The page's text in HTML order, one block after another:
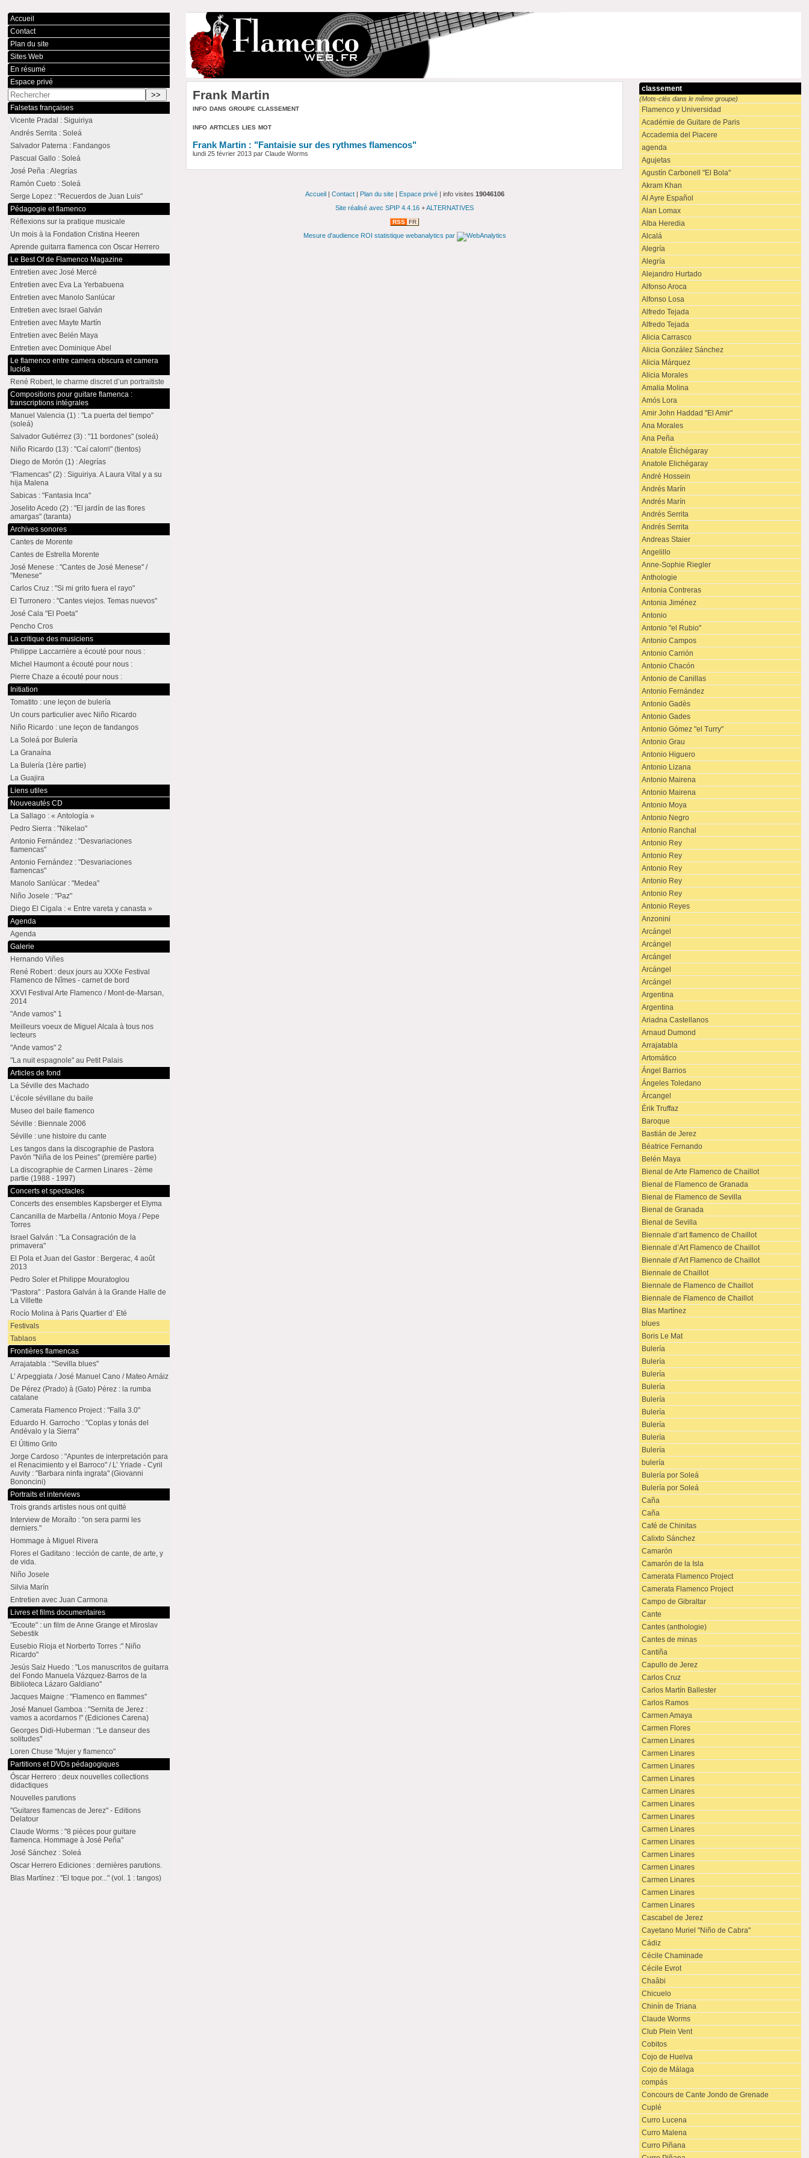
Frank Martin
info dans groupe classement
info articles lies mot
Frank Martin : "Fantaisie sur des rythmes flamencos"
lundi 25 février 2013 par Claude Worms
classement
(Mots-clés dans le même groupe)
Flamenco y Universidad
Académie de Guitare de Paris
Accademia del Piacere
agenda
Agujetas
Agustín Carbonell "El Bola"
Akram Khan
Al Ayre Español
Alan Lomax
Alba Heredia
Alcalá
Alegría
Alegría
Alejandro Hurtado
Alfonso Aroca
Alfonso Losa
Alfredo Tejada
Alfredo Tejada
Alicia Carrasco
Alicia González Sánchez
Alicia Márquez
Alicia Morales
Amalia Molina
Amós Lora
Amir John Haddad "El Amir"
Ana Morales
Ana Peña
Anatole Élichégaray
Anatole Elichégaray
André Hossein
Andrés Marín
Andrés Marín
Andrés Serrita
Andrés Serrita
Andreas Staier
Angelillo
Anne-Sophie Riegler
Anthologie
Antonia Contreras
Antonia Jiménez
Antonio
Antonio "el Rubio"
Antonio Campos
Antonio Carrión
Antonio Chacón
Antonio de Canillas
Antonio Fernández
Antonio Gadès
Antonio Gades
Antonio Gómez "el Turry"
Antonio Grau
Antonio Higuero
Antonio Lizana
Antonio Mairena
Antonio Mairena
Antonio Moya
Antonio Negro
Antonio Ranchal
Antonio Rey
Antonio Rey
Antonio Rey
Antonio Rey
Antonio Rey
Antonio Reyes
Anzonini
Arcángel
Arcángel
Arcángel
Arcángel
Arcángel
Argentina
Argentina
Ariadna Castellanos
Arnaud Dumond
Arrajatabla
Artomático
Ángel Barrios
Ángeles Toledano
Árcangel
Érik Truffaz
Baroque
Bastián de Jerez
Béatrice Fernando
Belén Maya
Bienal de Arte Flamenco de Chaillot
Bienal de Flamenco de Granada
Bienal de Flamenco de Sevilla
Bienal de Granada
Bienal de Sevilla
Biennale d’art flamenco de Chaillot
Biennale d’Art Flamenco de Chaillot
Biennale d’Art Flamenco de Chaillot
Biennale de Chaillot
Biennale de Flamenco de Chaillot
Biennale de Flamenco de Chaillot
Blas Martínez
blues
Boris Le Mat
Bulería
Bulería
Bulería
Bulería
Bulería
Bulería
Bulería
Bulería
Bulería
bulería
Bulería por Soleá
Bulería por Soleá
Caña
Caña
Café de Chinitas
Calixto Sánchez
Camarón
Camarón de la Isla
Camerata Flamenco Project
Camerata Flamenco Project
Campo de Gibraltar
Cante
Cantes (anthologie)
Cantes de minas
Cantiña
Capullo de Jerez
Carlos Cruz
Carlos Martín Ballester
Carlos Ramos
Carmen Amaya
Carmen Flores
Carmen Linares
Carmen Linares
Carmen Linares
Carmen Linares
Carmen Linares
Carmen Linares
Carmen Linares
Carmen Linares
Carmen Linares
Carmen Linares
Carmen Linares
Carmen Linares
Carmen Linares
Carmen Linares
Cascabel de Jerez
Cayetano Muriel "Niño de Cabra"
Cádiz
Cécile Chaminade
Cécile Evrot
Chaâbi
Chicuelo
Chinín de Triana
Claude Worms
Club Plein Vent
Cobitos
Cojo de Huelva
Cojo de Málaga
compás
Concours de Cante Jondo de Grenade
Cuplé
Curro Lucena
Curro Malena
Curro Piñana
Accueil
Contact
Plan du site
Sites Web
En résumé
Espace privé
Falsetas françaises
Vicente Pradal : Siguiriya
Andrés Serrita : Soleá
Salvador Paterna : Fandangos
Pascual Gallo : Soleá
José Peña : Alegrías
Ramón Cueto : Soleá
Serge Lopez : "Recuerdos de Juan Luis"
Pédagogie et flamenco
Réflexions sur la pratique musicale
Un mois à la Fondation Cristina Heeren
Aprende guitarra flamenca con Oscar Herrero
Le Best Of de Flamenco Magazine
Entretien avec José Mercé
Entretien avec Eva La Yerbabuena
Entretien avec Manolo Sanlúcar
Entretien avec Israel Galván
Entretien avec Mayte Martín
Entretien avec Belén Maya
Entretien avec Dominique Abel
Le flamenco entre camera obscura et camera
lucida
René Robert, le charme discret d’un portraitiste
Compositions pour guitare flamenca :
transcriptions intégrales
Manuel Valencia (1) : "La puerta del tiempo"
(soleá)
Salvador Gutiérrez (3) : "11 bordones" (soleá)
Niño Ricardo (13) : "Caí calorri" (tientos)
Diego de Morón (1) : Alegrías
"Flamencas" (2) : Siguiriya. A Laura Vital y a su
hija Malena
Sabicas : "Fantasia Inca"
Joselito Acedo (2) : "El jardín de las flores
amargas" (taranta)
Archives sonores
Cantes de Morente
Cantes de Estrella Morente
José Menese : "Cantes de José Menese" /
"Menese"
Carlos Cruz : "Si mi grito fuera el rayo"
El Turronero : "Cantes viejos. Temas nuevos"
José Cala "El Poeta"
Pencho Cros
La critique des musiciens
Philippe Laccarrière a écouté pour nous :
Michel Haumont a écouté pour nous :
Pierre Chaze a écouté pour nous :
Initiation
Tomatito : une leçon de bulería
Un cours particulier avec Niño Ricardo
Niño Ricardo : une leçon de fandangos
La Soleá por Bulería
La Granaína
La Bulería (1ère partie)
La Guajira
Liens utiles
Nouveautés CD
La Sallago : « Antología »
Pedro Sierra : "Nikelao"
Antonio Fernández : "Desvariaciones
flamencas"
Antonio Fernández : "Desvariaciones
flamencas"
Manolo Sanlúcar : "Medea"
Niño Josele : "Paz"
Diego El Cigala : « Entre vareta y canasta »
Agenda
Agenda
Galerie
Hernando Viñes
René Robert : deux jours au XXXe Festival
Flamenco de Nîmes - carnet de bord
XXVI Festival Arte Flamenco / Mont-de-Marsan,
2014
"Ande vamos" 1
Meilleurs voeux de Miguel Alcala à tous nos
lecteurs
"Ande vamos" 2
"La nuit espagnole" au Petit Palais
Articles de fond
La Séville des Machado
L’école sévillane du baile
Museo del baile flamenco
Séville : Biennale 2006
Séville : une histoire du cante
Les tangos dans la discographie de Pastora
Pavón "Niña de los Peines" (première partie)
La discographie de Carmen Linares - 2ème
partie (1988 - 1997)
Concerts et spectacles
Concerts des ensembles Kapsberger et Elyma
Cancanilla de Marbella / Antonio Moya / Pepe
Torres
Israel Galván : "La Consagración de la
primavera"
El Pola et Juan del Gastor : Bergerac, 4 août
2013
Pedro Soler et Philippe Mouratoglou
"Pastora" : Pastora Galván à la Grande Halle de
La Villette
Rocío Molina à Paris Quartier d’ Eté
Festivals
Tablaos
Frontières flamencas
Arrajatabla : "Sevilla blues"
L’ Arpeggiata / José Manuel Cano / Mateo Arnáiz
De Pérez (Prado) à (Gato) Pérez : la rumba
catalane
Camerata Flamenco Project : "Falla 3.0"
Eduardo H. Garrocho : "Coplas y tonás del
Andévalo y la Sierra"
El Último Grito
Jorge Cardoso : "Apuntes de interpretación para
el Renacimiento y el Barroco" / L’ Yriade - Cyril
Auvity : "Barbara ninfa ingrata" (Giovanni
Bononcini)
Portraits et interviews
Trois grands artistes nous ont quitté
Interview de Moraíto : "on sera parmi les
derniers."
Hommage à Miguel Rivera
Flores el Gaditano : lección de cante, de arte, y
de vida.
Niño Josele
Silvia Marín
Entretien avec Juan Carmona
Livres et films documentaires
"Ecoute" : un film de Anne Grange et Miroslav
Sebestik
Eusebio Rioja et Norberto Torres :" Niño
Ricardo"
Jesús Saiz Huedo : "Los manuscritos de guitarra
del Fondo Manuela Vázquez-Barros de la
Biblioteca Lázaro Galdiano"
Jacques Maigne : "Flamenco en flammes"
José Manuel Gamboa : "Sernita de Jerez :
vamos a acordarnos !" (Ediciones Carena)
Georges Didi-Huberman : "Le danseur des
solitudes"
Loren Chuse "Mujer y flamenco"
Partitions et DVDs pédagogiques
Óscar Herrero : deux nouvelles collections
didactiques
Nouvelles parutions
"Guitares flamencas de Jerez" - Editions
Delatour
Claude Worms : "8 pièces pour guitare
flamenca. Hommage à José Peña"
José Sánchez : Soleá
Oscar Herrero Ediciones : dernières parutions.
Blas Martínez : "El toque por..." (vol. 1 : tangos)
Accueil| Contact| Plan du site| Espace privé| info visites 19046106
Site réalisé avec SPIP 4.4.16 +ALTERNATIVES
RSS FR
Mesure d'audience ROI statistique webanalytics par